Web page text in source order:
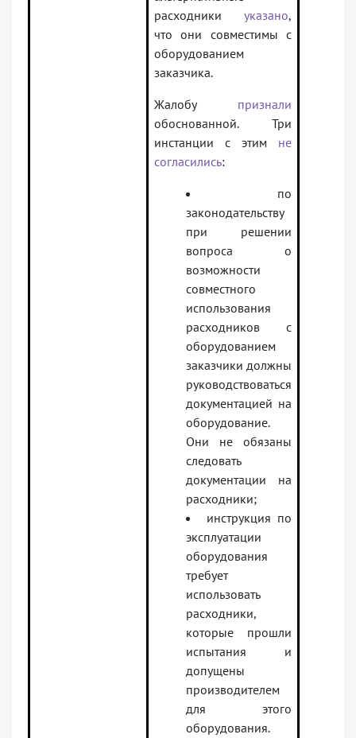
расходники указано,
что они совместимы с
оборудованием
заказчика.
Жалобу признали
обоснованной. Три
инстанции с этим не
согласились:
по
законодательству
при решении
вопроса о
возможности
совместного
использования
расходников с
оборудованием
заказчики должны
руководствоваться
документацией на
оборудование.
Они не обязаны
следовать
документации на
расходники;
инструкция по
эксплуатации
оборудования
требует
использовать
расходники,
которые прошли
испытания и
допущены
производителем
для этого
оборудования.